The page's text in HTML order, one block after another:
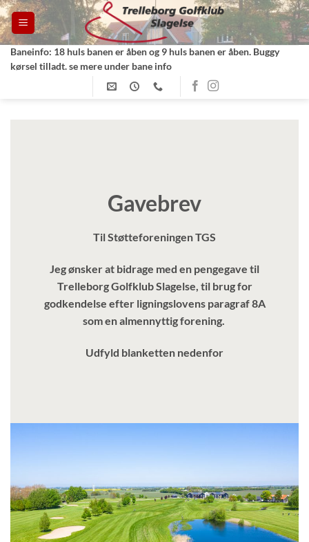
Fortsæt
til
indhold
Baneinfo: 18 huls banen er åben og 9 huls banen er åben. Buggy
kørsel tilladt. se mere under bane info
Gavebrev
Til Støtteforeningen TGS
Jeg ønsker at bidrage med en pengegave til
Trelleborg Golfklub Slagelse, til brug for
godkendelse efter ligningslovens paragraf 8A
som en almennyttig forening.
Udfyld blanketten nedenfor